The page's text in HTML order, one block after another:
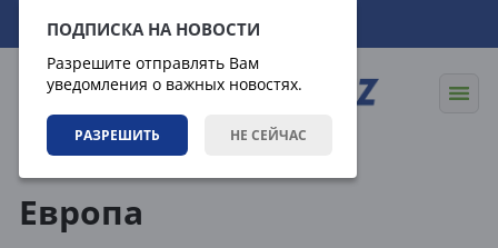
ПОДПИСКА НА НОВОСТИ
Разрешите отправлять Вам
уведомления о важных новостях.
РАЗРЕШИТЬ НЕ СЕЙЧАС
07.08.2026 19:10:31
Европа